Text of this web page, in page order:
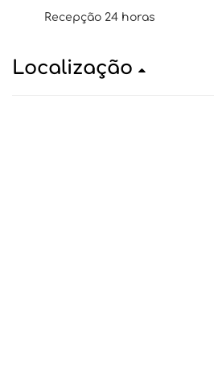
Recepção 24 horas
Localização